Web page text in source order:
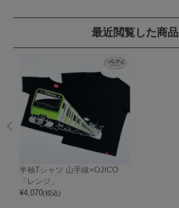
最近閲覧した商品
半袖Tシャツ 山手線×OJICO
「レンジ」
¥4,070(税込)